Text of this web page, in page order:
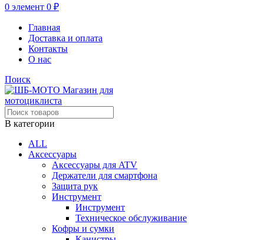
0 элемент 0 ₽
Главная
Доставка и оплата
Контакты
О нас
Поиск
В категории
ALL
Аксессуары
Аксессуары для ATV
Держатели для смартфона
Защита рук
Инструмент
Инструмент
Техническое обслуживание
Кофры и сумки